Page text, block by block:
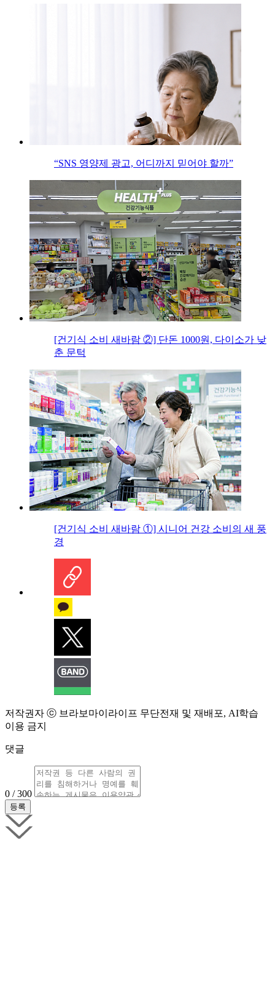
“SNS 영양제 광고, 어디까지 믿어야 할까”
[건기식 소비 새바람 ②] 단돈 1000원, 다이소가 낮
춘 문턱
[건기식 소비 새바람 ①] 시니어 건강 소비의 새 풍
경
저작권자 ⓒ 브라보마이라이프 무단전재 및 재배포, AI학습
이용 금지
댓글
0 / 300